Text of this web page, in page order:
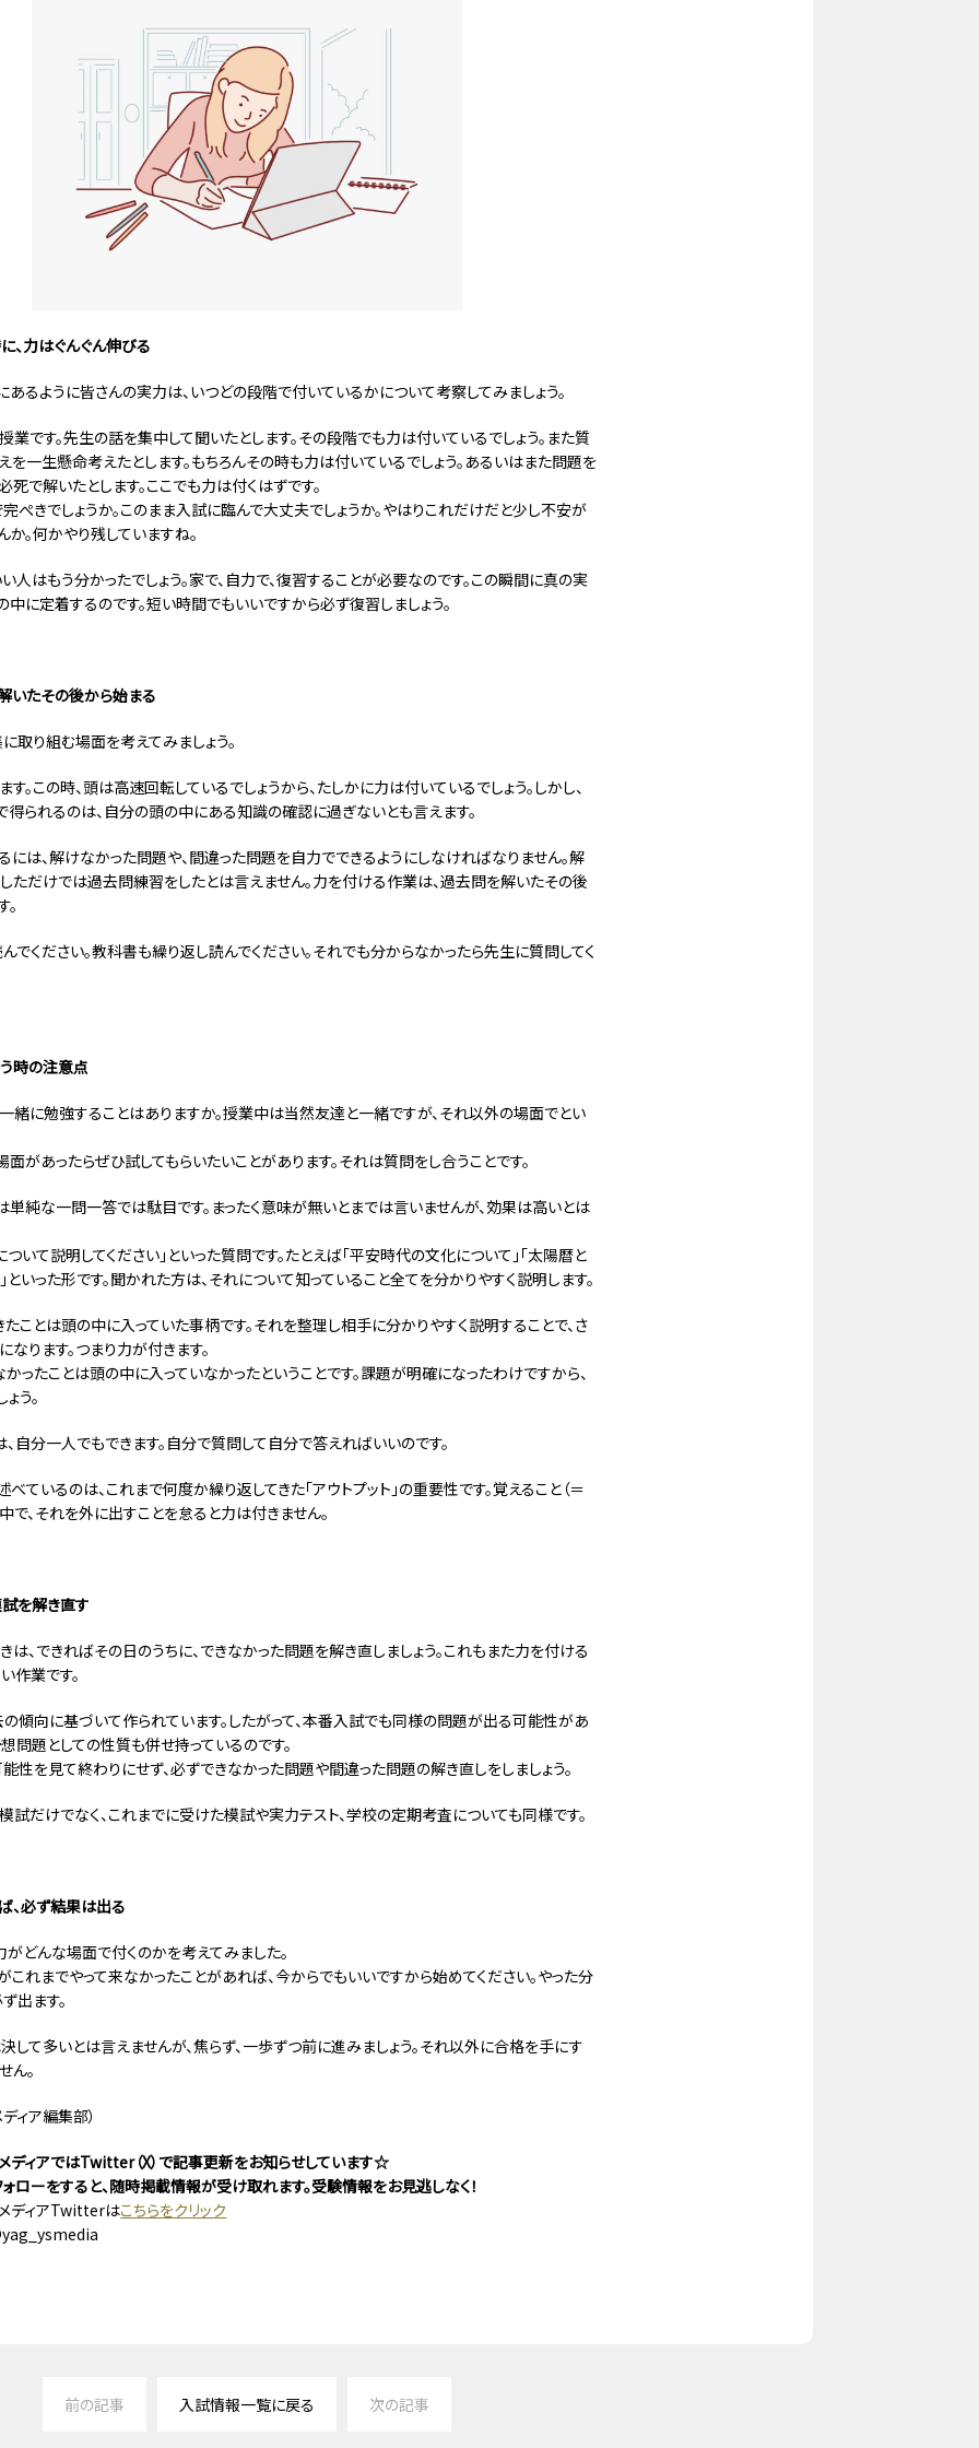
、力はぐんぐん伸びる
あるように皆さんの実力は、いつどの段階で付いているかについて考察してみましょう。
業です。先生の話を集中して聞いたとします。その段階でも力は付いているでしょう。また質
を一生懸命考えたとします。もちろんその時も力は付いているでしょう。あるいはまた問題を
死で解いたとします。ここでも力は付くはずです。
完ぺきでしょうか。このまま入試に臨んで大丈夫でしょうか。やはりこれだけだと少し不安が
か。何かやり残していますね。
人はもう分かったでしょう。家で、自力で、復習することが必要なのです。この瞬間に真の実
中に定着するのです。短い時間でもいいですから必ず復習しましょう。
いたその後から始まる
取り組む場面を考えてみましょう。
。この時、頭は高速回転しているでしょうから、たしかに力は付いているでしょう。しかし、
得られるのは、自分の頭の中にある知識の確認に過ぎないとも言えます。
には、解けなかった問題や、間違った問題を自力でできるようにしなければなりません。解
ただけでは過去問練習をしたとは言えません。力を付ける作業は、過去問を解いたその後
でください。教科書も繰り返し読んでください。それでも分からなかったら先生に質問してく
時の注意点
緒に勉強することはありますか。授業中は当然友達と一緒ですが、それ以外の場面でとい
面があったらぜひ試してもらいたいことがあります。それは質問をし合うことです。
単純な一問一答では駄目です。まったく意味が無いとまでは言いませんが、効果は高いとは
いて説明してください」といった質問です。たとえば「平安時代の文化について」「太陽暦と
といった形です。聞かれた方は、それについて知っていること全てを分かりやすく説明します。
たことは頭の中に入っていた事柄です。それを整理し相手に分かりやすく説明することで、さ
ります。つまり力が付きます。
かったことは頭の中に入っていなかったということです。課題が明確になったわけですから、
う。
、自分一人でもできます。自分で質問して自分で答えればいいのです。
ているのは、これまで何度か繰り返してきた「アウトプット」の重要性です。覚えること（＝
で、それを外に出すことを怠ると力は付きません。
を解き直す
は、できればその日のうちに、できなかった問題を解き直しましょう。これもまた力を付ける
作業です。
傾向に基づいて作られています。したがって、本番入試でも同様の問題が出る可能性があ
問題としての性質も併せ持っているのです。
性を見て終わりにせず、必ずできなかった問題や間違った問題の解き直しをしましょう。
試だけでなく、これまでに受けた模試や実力テスト、学校の定期考査についても同様です。
、必ず結果は出る
がどんな場面で付くのかを考えてみました。
これまでやって来なかったことがあれば、今からでもいいですから始めてください。やった分
出ます。
して多いとは言えませんが、焦らず、一歩ずつ前に進みましょう。それ以外に合格を手にす
ん。
ィア編集部）
ディアではTwitter（X）で記事更新をお知らせしています☆
ローをすると、随時掲載情報が受け取れます。受験情報をお見逃しなく！
ディアTwitterはこちらをクリック
前の記事 入試情報一覧に戻る 次の記事